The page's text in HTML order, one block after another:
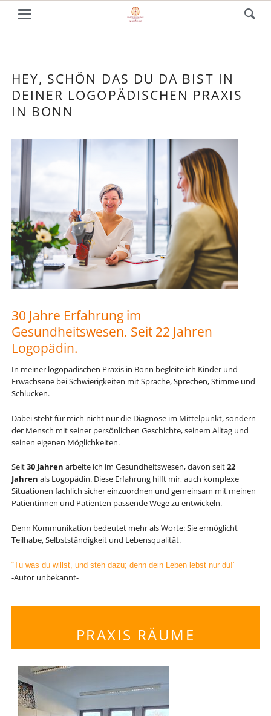
HEY, SCHÖN DAS DU DA BIST IN
DEINER LOGOPÄDISCHEN PRAXIS
IN BONN
30 Jahre Erfahrung im
Gesundheitswesen. Seit 22 Jahren
Logopädin.
In meiner logopädischen Praxis in Bonn begleite ich Kinder und
Erwachsene bei Schwierigkeiten mit Sprache, Sprechen, Stimme und
Schlucken.
Dabei steht für mich nicht nur die Diagnose im Mittelpunkt, sondern
der Mensch mit seiner persönlichen Geschichte, seinem Alltag und
seinen eigenen Möglichkeiten.
Seit30 Jahren arbeite ich im Gesundheitswesen, davon seit22
Jahren als Logopädin. Diese Erfahrung hilft mir, auch komplexe
Situationen fachlich sicher einzuordnen und gemeinsam mit meinen
Patientinnen und Patienten passende Wege zu entwickeln.
Denn Kommunikation bedeutet mehr als Worte: Sie ermöglicht
Teilhabe, Selbstständigkeit und Lebensqualität.
“Tu was du willst, und steh dazu; denn dein Leben lebst nur du!”
-Autor unbekannt-
PRAXIS RÄUME